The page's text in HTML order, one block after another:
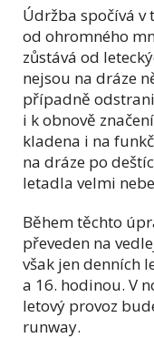
Údržba spočívá v
od ohromného
zůstává od
nejsou na dráze
případně
i k obnově
kladena i na
na dráze po
letadla velmi
Během těchto
převeden na
však jen denních
a 16. hodinou. V
letový provoz
runway.